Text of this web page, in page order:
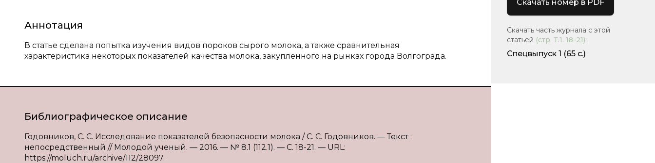
Аннотация
В статье сделана попытка изучения видов пороков сырого молока, а также сравнительная
характеристика некоторых показателей качества молока, закупленного на рынках города Волгограда.
Библиографическое описание
Годовников, С. С. Исследование показателей безопасности молока / С. С. Годовников. — Текст :
непосредственный // Молодой ученый. — 2016. — № 8.1 (112.1). — С. 18-21. — URL:
https://moluch.ru/archive/112/28097.
Скачать номер в PDF
Скачать часть журнала с этой
статьей (стр. Т.1. 18-21):
Спецвыпуск 1 (65 с.)